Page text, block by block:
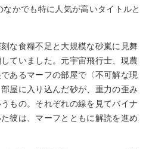
かでも特に人気が高いタイトルと
な食糧不足と大規模な砂嵐に見舞
ていました。元宇宙飛行士、現農
あるマーフの部屋で〈不可解な現
屋に入り込んだ砂が、重力の歪み
もの。それぞれの線を見てバイナ
彼は、マーフとともに解読を進め